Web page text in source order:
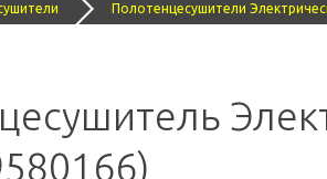
Полотенцесушители